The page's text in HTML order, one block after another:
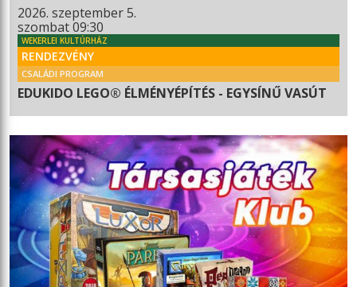
2026. szeptember 5.
szombat 09:30
WEKERLEI KULTÚRHÁZ
RENDEZVÉNY
CSALÁDI PROGRAM
EDUKIDO LEGO® ÉLMÉNYÉPÍTÉS - EGYSÍNŰ VASÚT